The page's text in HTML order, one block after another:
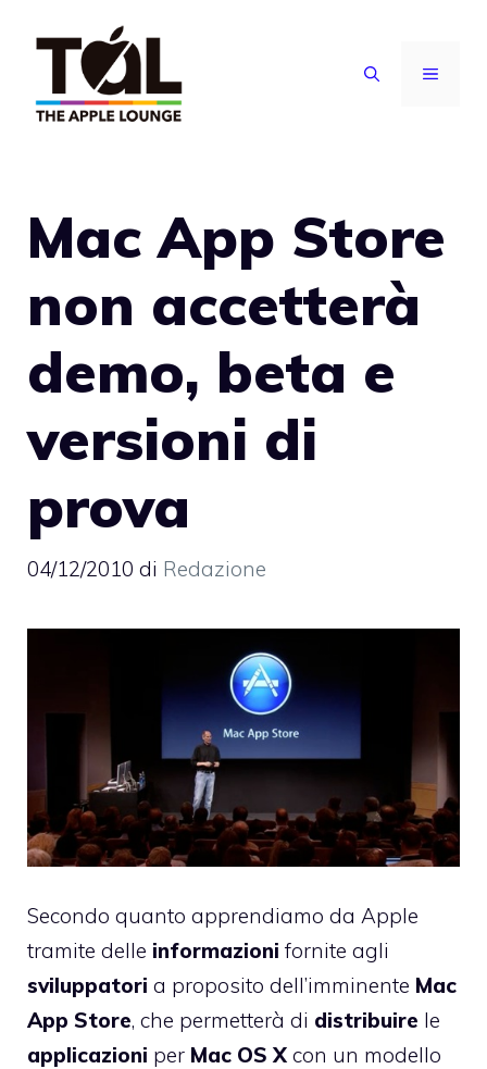
contenuto
MENU
Mac App Store
non accetterà
demo, beta e
versioni di
prova
04/12/2010 di Redazione
Secondo quanto apprendiamo da Apple
tramite delle informazioni fornite agli
sviluppatori a proposito dell’imminente Mac
App Store, che permetterà di distribuire le
applicazioni per Mac OS X con un modello